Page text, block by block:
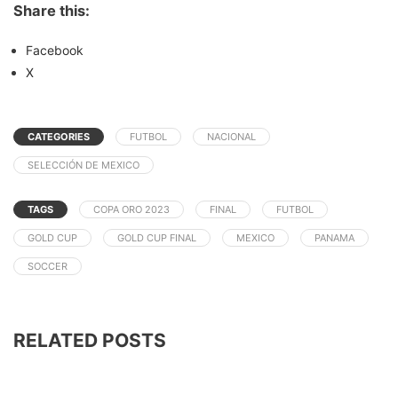
Share this:
Facebook
X
CATEGORIES FUTBOL NACIONAL
SELECCIÓN DE MEXICO
TAGS COPA ORO 2023 FINAL FUTBOL
GOLD CUP GOLD CUP FINAL MEXICO PANAMA
SOCCER
RELATED POSTS